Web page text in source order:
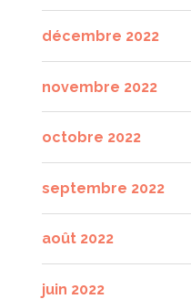
décembre 2022
novembre 2022
octobre 2022
septembre 2022
août 2022
juin 2022